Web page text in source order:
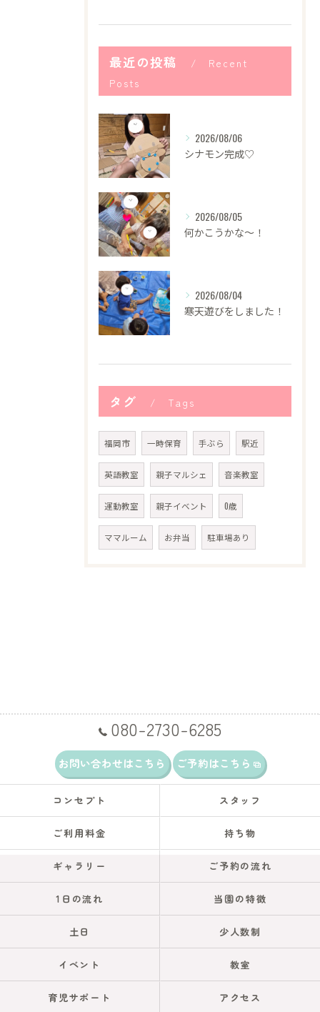
最近の投稿
Recent
Posts
2026/08/06
シナモン完成♡
2026/08/05
何かこうかな〜！
2026/08/04
寒天遊びをしました！
タグ Tags
福岡市 一時保育 手ぶら 駅近
英語教室 親子マルシェ 音楽教室
運動教室 親子イベント 0歳
ママルーム お弁当 駐車場あり
080-2730-6285
お問い合わせはこちら ご予約はこちら
コンセプト スタッフ
ご利用料金 持ち物
ギャラリー ご予約の流れ
1日の流れ 当園の特徴
土日 少人数制
イベント 教室
育児サポート アクセス